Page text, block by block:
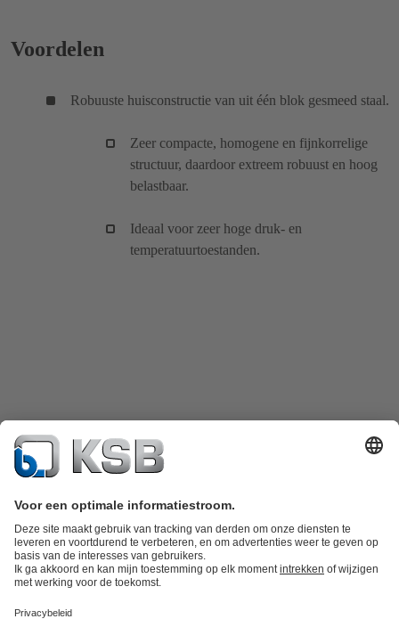
Voordelen
Robuuste huisconstructie van uit één blok gesmeed staal.
Zeer compacte, homogene en fijnkorrelige
structuur, daardoor extreem robuust en hoog
belastbaar.
Ideaal voor zeer hoge druk- en
temperatuurtoestanden.